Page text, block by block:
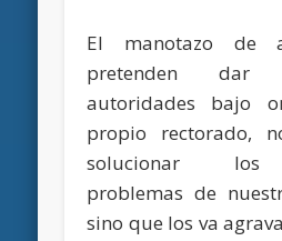
El manotazo de
pretenden
autoridades bajo
propio rectorado,
solucionar los
problemas de
sino que los va